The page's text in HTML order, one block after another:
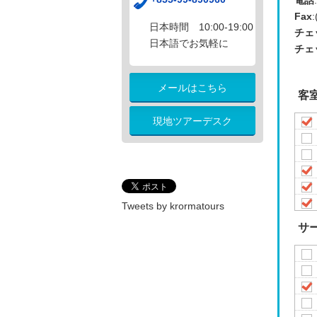
日本時間 10:00-19:00
日本語でお気軽に
メールはこちら
現地ツアーデスク
Tweets by krormatours
Fax
チェ
チェ
客
サ